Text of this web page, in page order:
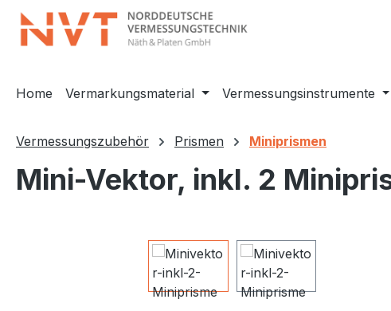
Hauptinhalt springen
Zur Suche springen
Zur Hauptnavigation springen
Home Vermarkungsmaterial Vermessungsinstrumente
Vermessungszubehör Prismen Miniprismen
Mini-Vektor, inkl. 2
Bildergalerie überspringen